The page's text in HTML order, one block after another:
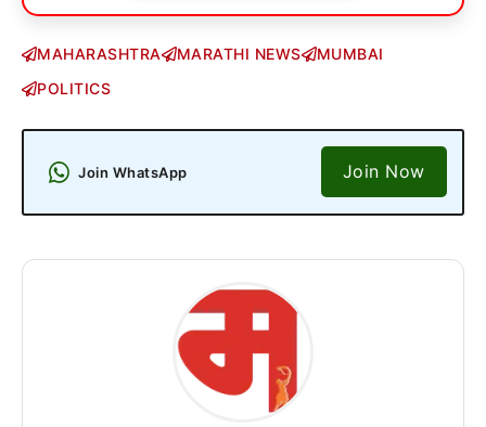
MAHARASHTRA MARATHI NEWS
MUMBAI
POLITICS
Join WhatsApp Join Now